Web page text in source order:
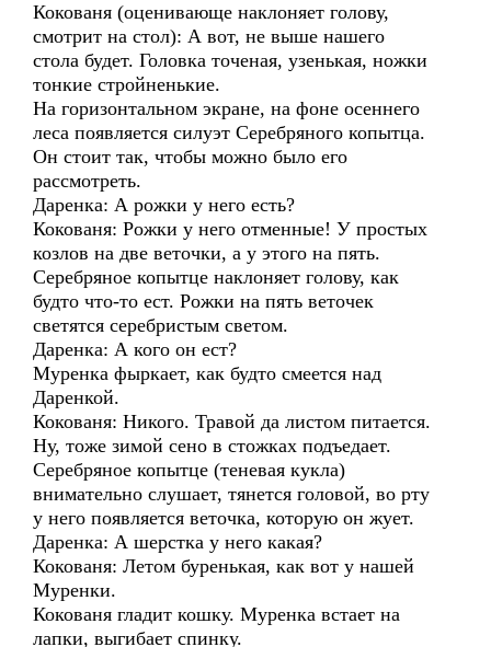
Кокованя (оценивающе наклоняет голову,
смотрит на стол): А вот, не выше нашего
стола будет. Головка точеная, узенькая, ножки
тонкие стройненькие.
На горизонтальном экране, на фоне осеннего
леса появляется силуэт Серебряного копытца.
Он стоит так, чтобы можно было его
рассмотреть.
Даренка: А рожки у него есть?
Кокованя: Рожки у него отменные! У простых
козлов на две веточки, а у этого на пять.
Серебряное копытце наклоняет голову, как
будто что-то ест. Рожки на пять веточек
светятся серебристым светом.
Даренка: А кого он ест?
Муренка фыркает, как будто смеется над
Даренкой.
Кокованя: Никого. Травой да листом питается.
Ну, тоже зимой сено в стожках подъедает.
Серебряное копытце (теневая кукла)
внимательно слушает, тянется головой, во рту
у него появляется веточка, которую он жует.
Даренка: А шерстка у него какая?
Кокованя: Летом буренькая, как вот у нашей
Муренки.
Кокованя гладит кошку. Муренка встает на
лапки, выгибает спинку.